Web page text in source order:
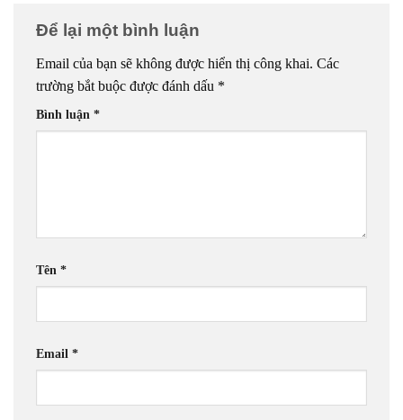
Để lại một bình luận
Email của bạn sẽ không được hiển thị công khai. Các
trường bắt buộc được đánh dấu *
Bình luận *
Tên *
Email *